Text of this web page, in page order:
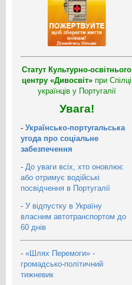
Статут Культурно-освітнього
центру «Дивосвіт» при Спілці
українців у Португалії
Увага!
- Українсько-португальська
угода про соціальне
забезпечення
- До уваги всіх, хто оновлює
або отримує водійські
посвідчення в Португалії
- У відпустку в Україну
власним автотранспортом до
60 днів
- «Шлях Перемоги» -
громадсько-політичний
тижневик